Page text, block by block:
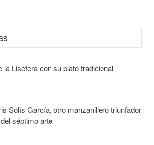
la Lisetera con su plato tradicional
Solís García, otro manzanillero triunfador
séptimo arte